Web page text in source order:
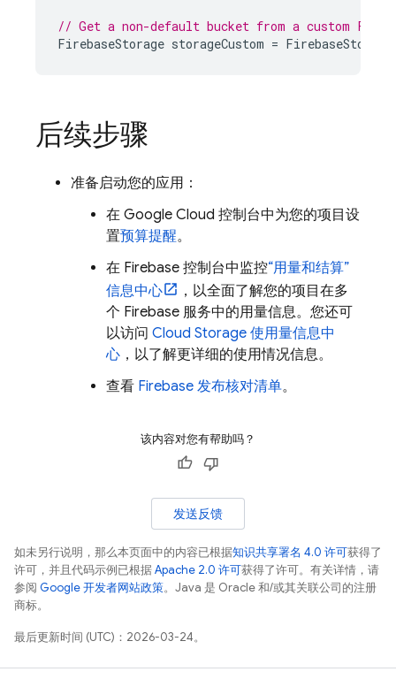
// Get a non-default bucket from a custom
FirebaseStorage storageCustom = FirebaseStorage
后续步骤
准备启动您的应用：
在 Google Cloud 控制台中为您的项目设
置预算提醒。
在 Firebase 控制台中监控“用量和结算”
信息中心
，以全面了解您的项目在多
个 Firebase 服务中的用量信息。您还可
以访问 Cloud Storage 使用量信息中
心 ，以了解更详细的使用情况信息。
查看 Firebase 发布核对清单。
该内容对您有帮助吗？
发送反馈
如未另行说明，那么本页面中的内容已根据知识共享署名 4.0 许可获得了
许可，并且代码示例已根据Apache 2.0 许可获得了许可。有关详情，请
参阅 Google 开发者网站政策。Java 是 Oracle 和/或其关联公司的注册
商标。
最后更新时间 (UTC)：2026-03-24。